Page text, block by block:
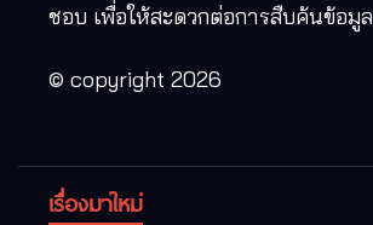
ชอบ เพื่อให้สะดวกต่อการสืบค้นข้อมูล
© copyright 2026
เรื่องมาใหม่